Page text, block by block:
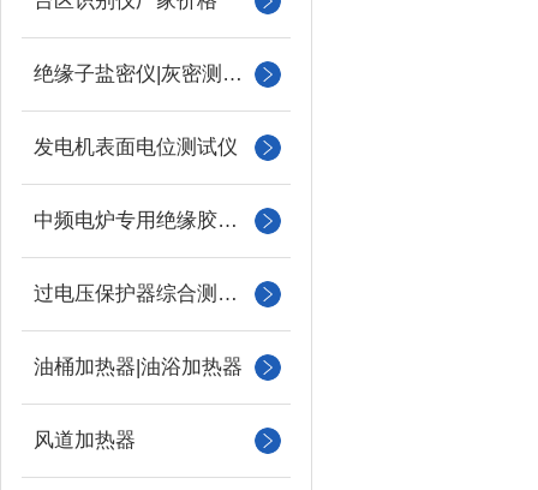
绝缘子盐密仪|灰密测试仪
发电机表面电位测试仪
中频电炉专用绝缘胶木柱
过电压保护器综合测试仪
油桶加热器|油浴加热器
风道加热器